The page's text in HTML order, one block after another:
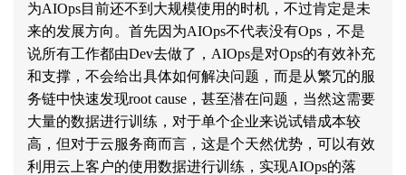
为AIOps目前还不到大规模使用的时机，不过肯定是未
来的发展方向。首先因为AIOps不代表没有Ops ，不是
说所有工作都由Dev去做了， AIOps是对Ops的有效补充
和支撑，不会给出具体如何解决问题，而是从繁冗的服
务链中快速发现root cause ，甚至潜在问题，当然这需要
大量的数据进行训练，对于单个企业来说试错成本较
高，但对于云服务商而言，这是个天然优势，可以有效
利用云上客户的使用数据进行训练，实现AIOps的落